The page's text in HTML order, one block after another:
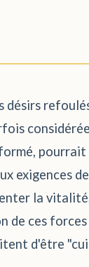
désirs
pourrait
exigences
la
de ces
d'être